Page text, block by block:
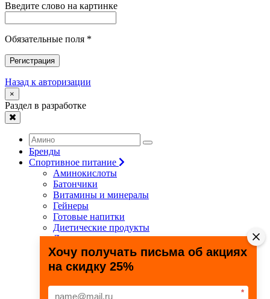
Введите слово на картинке
Обязательные поля *
Регистрация
Назад к авторизации
×
Раздел в разработке
Бренды
Спортивное питание
Аминокислоты
Батончики
Витамины и минералы
Гейнеры
Готовые напитки
Диетические продукты
Для связок и суставов
Жиросжигатели
Здоровье и долголетие
Креатин
Специальные препараты
Хочу получать письма об акциях
на скидку 25%
*